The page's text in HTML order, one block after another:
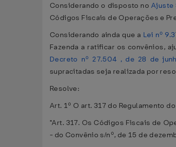
Considerando o disposto no Ajuste
Códigos Fiscais de Operações e
Considerando ainda que a Lei nº
Fazenda a ratificar os convênios,
Decreto nº 27.504 , de 28 de
supracitadas seja realizada por
Resolve:
Art. 1º O art. 317 do Regulamento
"Art. 317. Os Códigos Fiscais de
- do Convênio s/nº, de 15 de